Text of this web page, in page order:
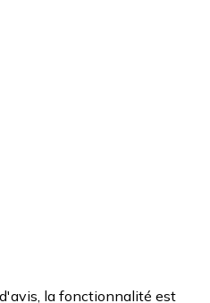
la fonctionnalité est